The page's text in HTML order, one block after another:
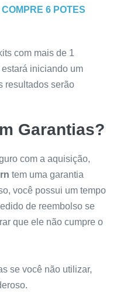
COMPRE 6 POTES
com mais de 1
iniciando um
resultados serão
Garantias?
com a aquisição,
tem uma garantia
você possui um tempo
de reembolso se
que ele não cumpre o
se você não utilizar,